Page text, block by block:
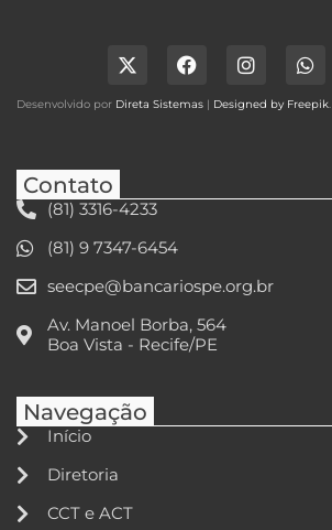
Desenvolvido por Direta Sistemas | Designed by Freepik.
Contato
(81) 3316-4233
(81) 9 7347-6454
seecpe@bancariospe.org.br
Av. Manoel Borba, 564
Boa Vista - Recife/PE
Navegação
Início
Diretoria
CCT e ACT